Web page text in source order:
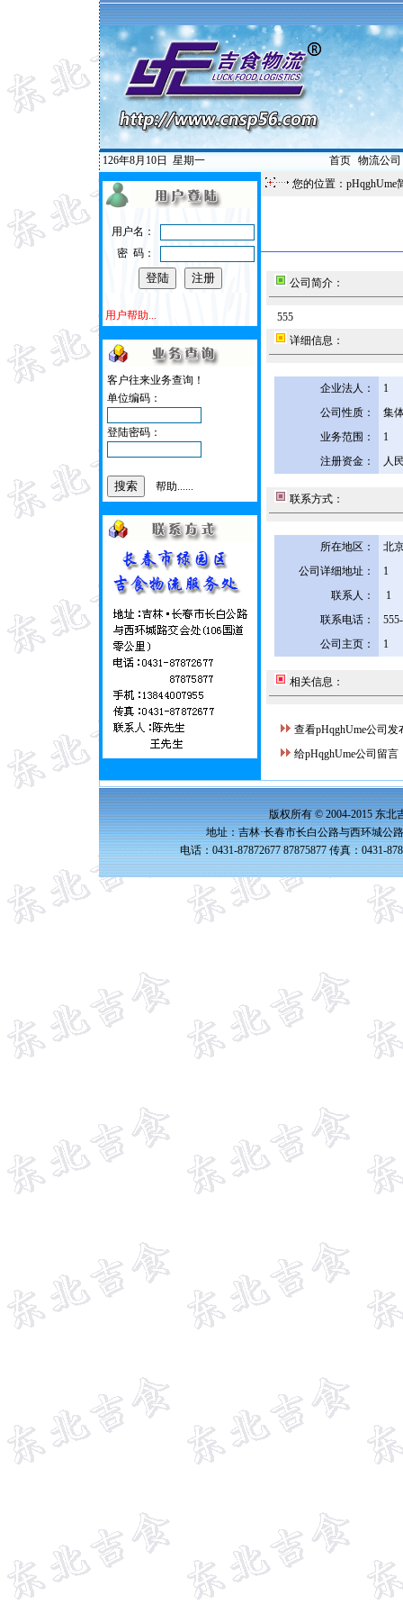
126年8月10日 星期一 首页| 物流公司
用户名：
密 码：
用户帮助...
客户往来业务查询！
单位编码：
登陆密码：
帮助......
您的位置：pHqghUme
公司简介：
555
详细信息：
企业法人：
1
公司性质：
集
业务范围：
1
注册资金：
人
联系方式：
所在地区：
北
公司详细地址：
1
联系人：
1
联系电话：
公司主页：
1
相关信息：
查看pHqghUme公司发
给pHqghUme公司留言
版权所有 © 2004-2015 东北
地址：吉林·长春市长白公路与西环城公
电话：0431-87872677 87875877 传真：0431-